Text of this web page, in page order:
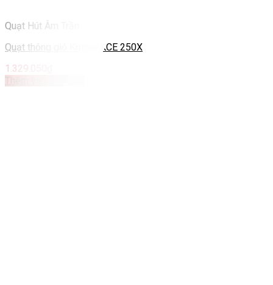
Quạt Hút Âm Trần
Quạt thông gió Kruger KCE 250X
1.329.050
Thêm vào giỏ hàng